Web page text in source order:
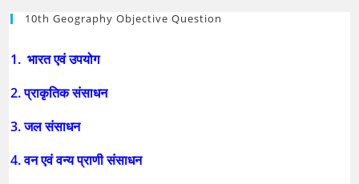
10th Geography Objective Question
1. भारत एवं उपयोग
2. प्राकृतिक संसाधन
3. जल संसाधन
4. वन एवं वन्य प्राणी संसाधन